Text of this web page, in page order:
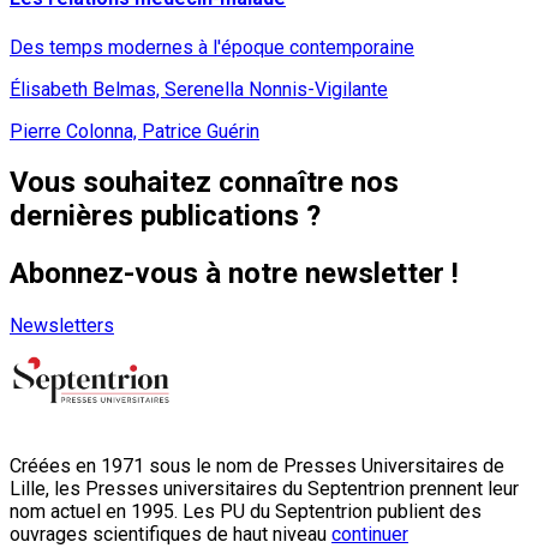
Des temps modernes à l'époque contemporaine
Élisabeth Belmas, Serenella Nonnis-Vigilante
Pierre Colonna, Patrice Guérin
Vous souhaitez connaître nos
dernières publications ?
Abonnez-vous à notre newsletter !
Newsletters
Créées en 1971 sous le nom de Presses Universitaires de
Lille, les Presses universitaires du Septentrion prennent leur
nom actuel en 1995. Les PU du Septentrion publient des
ouvrages scientifiques de haut niveau continuer